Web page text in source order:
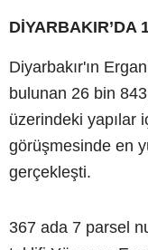
DİYARBAKIR’DA
Diyarbakır'ın
bulunan 26 bin
üzerindeki yapılar
görüşmesinde en
gerçekleşti.
367 ada 7 parsel